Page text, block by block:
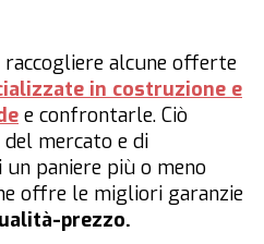
raccogliere alcune offerte
in costruzione e
e confrontarle. Ciò
del mercato e di
un paniere più o meno
offre le migliori garanzie
prezzo.